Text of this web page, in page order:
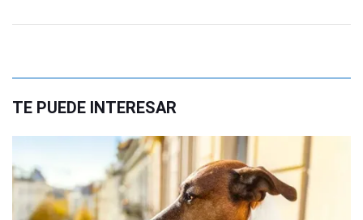
TE PUEDE INTERESAR